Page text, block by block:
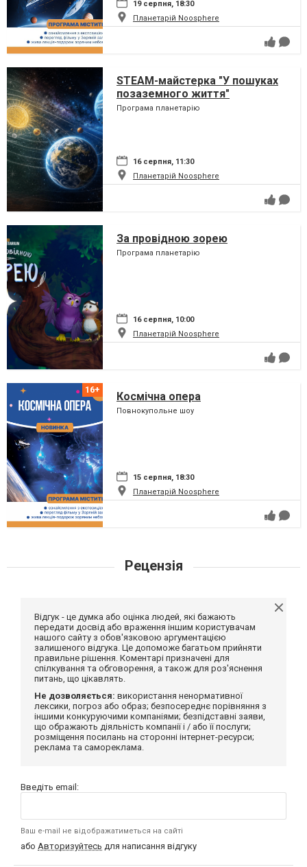
19 серпня, 18:30
Планетарій Noosphere
STEAM-майстерка "У пошуках
позаземного життя"
Програма планетарію
16 серпня, 11:30
Планетарій Noosphere
За провідною зорею
Програма планетарію
16 серпня, 10:00
Планетарій Noosphere
Космічна опера
Повнокупольне шоу
15 серпня, 18:30
Планетарій Noosphere
Рецензія
Відгук - це думка або оцінка людей, які бажають
передати досвід або враження іншим користувачам
нашого сайту з обов'язковою аргументацією
залишеного відгука. Це допоможе багатьом прийняти
правильне рішення. Коментарі призначені для
спілкування та обговорення, а також для роз'яснення
питань, що цікавлять.
Не дозволяється: використання ненормативної
лексики, погроз або образ; безпосереднє порівняння з
іншими конкуруючими компаніями; безпідставні заяви,
що ображають діяльність компанії і / або її послуги;
розміщення посилань на сторонні інтернет-ресурси;
реклама та самореклама.
Введіть email:
Ваш e-mail не відображатиметься на сайті
або Авторизуйтесь для написання відгуку